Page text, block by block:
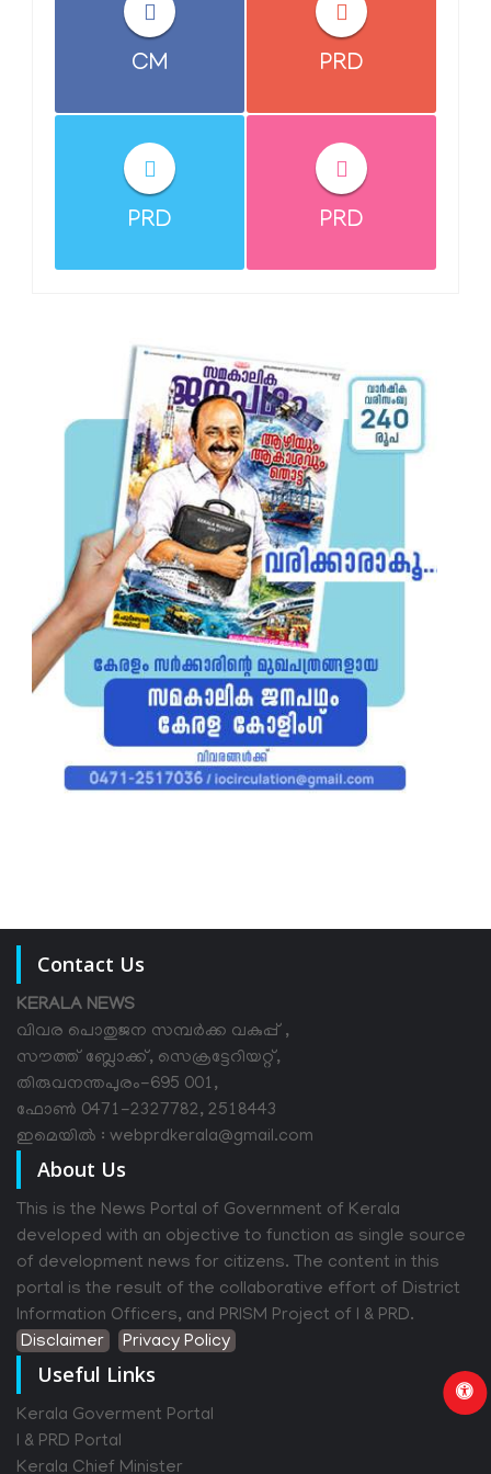
CM PRD
PRD PRD
Contact Us
KERALA NEWS
വിവര പൊതുജന സമ്പര്‍ക്ക വകുപ്പ് ,
സൗത്ത് ബ്ലോക്ക്, സെക്രട്ടേറിയറ്റ്,
തിരുവനന്തപുരം-695 001,
ഫോൺ 0471-2327782, 2518443
ഇമെയിൽ : webprdkerala@gmail.com
About Us
This is the News Portal of Government of Kerala
developed with an objective to function as single source
of development news for citizens. The content in this
portal is the result of the collaborative effort of District
Information Officers, and PRISM Project of I & PRD.
Disclaimer
Privacy Policy
Useful Links
Kerala Goverment Portal
I & PRD Portal
Kerala Chief Minister